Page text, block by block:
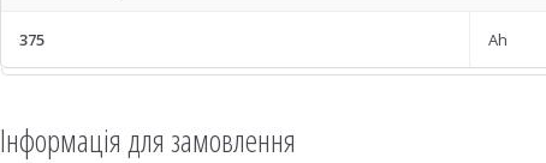
375 Ah
Інформація для замовлення